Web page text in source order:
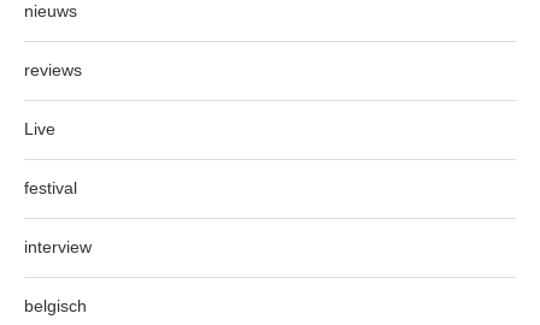
nieuws
reviews
Live
festival
interview
belgisch